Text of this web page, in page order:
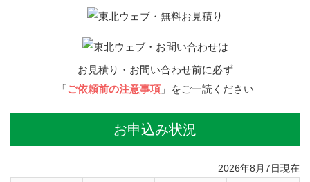
お見積り・お問い合わせ前に必ず
「ご依頼前の注意事項」をご一読ください
お申込み状況
2026年8月7日現在